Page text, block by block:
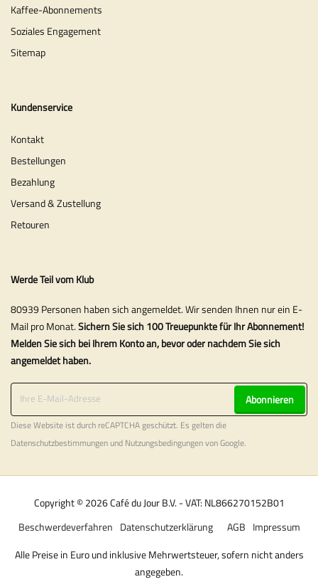
Kaffee-Abonnements
Soziales Engagement
Sitemap
Kundenservice
Kontakt
Bestellungen
Bezahlung
Versand & Zustellung
Retouren
Werde Teil vom Klub
80939 Personen haben sich angemeldet. Wir senden Ihnen nur ein E-
Mail pro Monat.Sichern Sie sich 100 Treuepunkte für Ihr Abonnement!
Melden Sie sich bei Ihrem Konto an, bevor oder nachdem Sie sich
angemeldet haben.
Abonnieren
Diese Website ist durch reCAPTCHA geschützt. Es gelten die
Datenschutzbestimmungen und Nutzungsbedingungenvon Google.
Copyright © 2026 Café du Jour B.V. - VAT: NL866270152B01
Impressum
AGB
Datenschutzerklärung
Beschwerdeverfahren
Alle Preise in Euro und inklusive Mehrwertsteuer, sofern nicht anders
angegeben.